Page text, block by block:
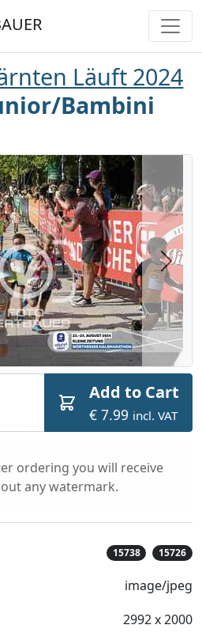
Läuft 2024
Bambini
Next
Add to Cart
€ 7.99 incl. VAT
ordering you will receive
any watermark.
15738 15726
image/jpeg
2992 x 2000